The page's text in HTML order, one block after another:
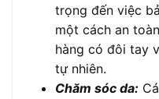
trọng đến việc
một cách an
hàng có đôi tay
tự nhiên.
Chăm sóc da: